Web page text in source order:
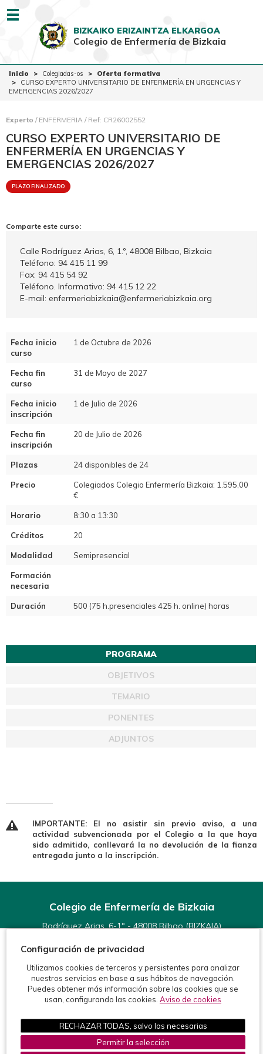
EUSK CAST
Colegio
Ciudadanía
Ventanilla Única
BIZKAIKO ERIZAINTZA ELKARGOA
Colegio de Enfermería de Bizkaia
Inicio Colegiadas-os
Oferta formativa
CURSO EXPERTO UNIVERSITARIO DE ENFERMERÍA EN URGENCIAS Y
EMERGENCIAS 2026/2027
Experto / ENFERMERIA / Ref: CR26002552
CURSO EXPERTO UNIVERSITARIO DE
ENFERMERÍA EN URGENCIAS Y
EMERGENCIAS 2026/2027
PLAZO FINALIZADO
Comparte este curso:
Calle Rodríguez Arias, 6, 1.º, 48008 Bilbao, Bizkaia
Teléfono: 94 415 11 99
Fax: 94 415 54 92
Teléfono. Informativo: 94 415 12 22
E-mail: enfermeriabizkaia@enfermeriabizkaia.org
Fecha inicio
curso
1 de Octubre de 2026
Fecha fin
curso
31 de Mayo de 2027
Fecha inicio
inscripción
1 de Julio de 2026
Fecha fin
inscripción
20 de Julio de 2026
Plazas 24 disponibles de 24
Precio
Colegiados Colegio Enfermería Bizkaia: 1.595,00
€
Horario 8:30 a 13:30
Créditos 20
Modalidad Semipresencial
Formación
necesaria
Duración 500 (75 h.presenciales 425 h. online) horas
PROGRAMA
OBJETIVOS
TEMARIO
PONENTES
ADJUNTOS
IMPORTANTE: El no asistir sin previo aviso, a una
actividad subvencionada por el Colegio a la que haya
sido admitido, conllevará la no devolución de la fianza
entregada junto a la inscripción.
Colegio de Enfermería de Bizkaia
Rodríguez Arias, 6-1º - 48008 Bilbao (BIZKAIA)
Fax: 944 15 54 92
©2026 Colegio de Enfermería de Bizkaia
Protección de datos
Política de cookies Aviso legal
Configuración de privacidad
Utilizamos cookies de terceros y persistentes para analizar
nuestros servicios en base a sus hábitos de navegación.
Puedes obtener más información sobre las cookies que se
usan, configurando las cookies. Aviso de cookies
RECHAZAR TODAS, salvo las necesarias
Permitir la selección